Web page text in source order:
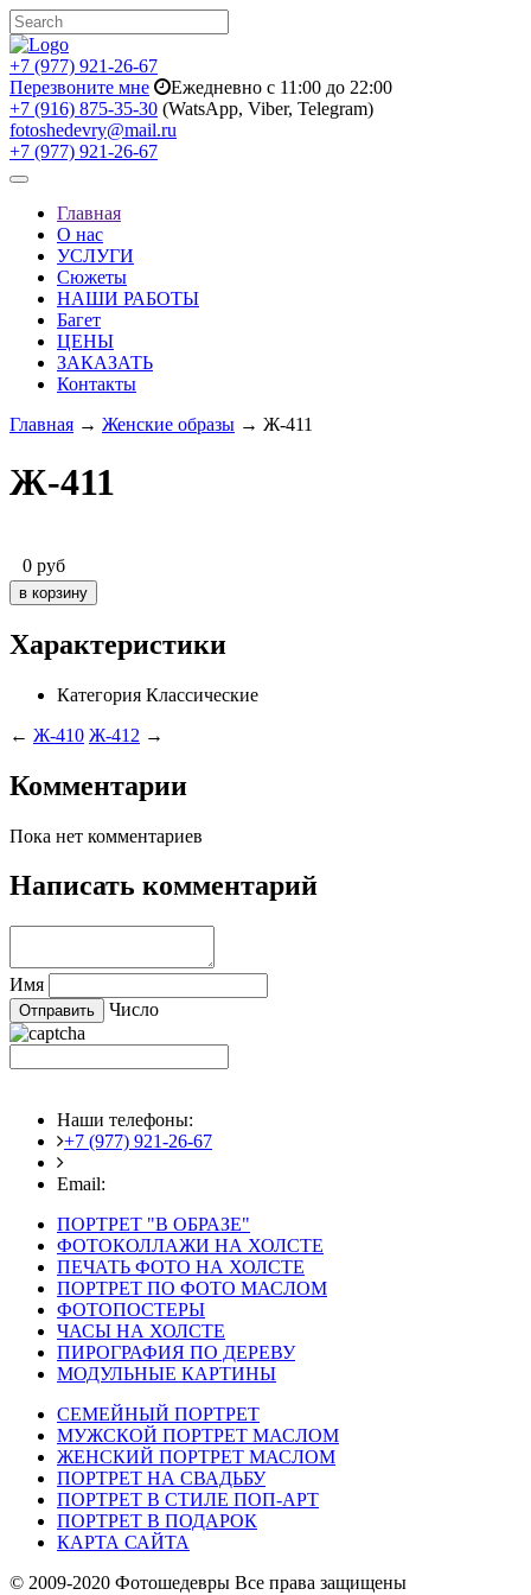
+7 (977) 921-26-67
Перезвоните мне
Ежедневно с 11:00 до 22:00
+7 (916) 875-35-30 (WatsApp, Viber, Telegram)
fotoshedevry@mail.ru
+7 (977) 921-26-67
Toggle
navigationГлавная
О нас
УСЛУГИ
Сюжеты
НАШИ РАБОТЫ
Багет
ЦЕНЫ
ЗАКАЗАТЬ
Контакты
Главная → Женские образы → Ж-411
Ж-411
0 руб
Характеристики
Категория Классические
← Ж-410 Ж-412 →
Комментарии
Пока нет комментариев
Написать комментарий
Имя
Число
Наши телефоны:
+7 (977) 921-26-67
Email:
ПОРТРЕТ "В ОБРАЗЕ"
ФОТОКОЛЛАЖИ НА ХОЛСТЕ
ПЕЧАТЬ ФОТО НА ХОЛСТЕ
ПОРТРЕТ ПО ФОТО МАСЛОМ
ФОТОПОСТЕРЫ
ЧАСЫ НА ХОЛСТЕ
ПИРОГРАФИЯ ПО ДЕРЕВУ
МОДУЛЬНЫЕ КАРТИНЫ
СЕМЕЙНЫЙ ПОРТРЕТ
МУЖСКОЙ ПОРТРЕТ МАСЛОМ
ЖЕНСКИЙ ПОРТРЕТ МАСЛОМ
ПОРТРЕТ НА СВАДЬБУ
ПОРТРЕТ В СТИЛЕ ПОП-АРТ
ПОРТРЕТ В ПОДАРОК
КАРТА САЙТА
© 2009-2020 Фотошедевры Все права защищены